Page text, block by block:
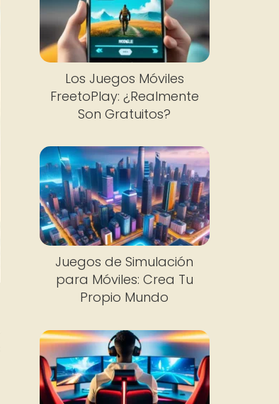
Los Juegos Móviles
FreetoPlay: ¿Realmente
Son Gratuitos?
Juegos de Simulación
para Móviles: Crea Tu
Propio Mundo